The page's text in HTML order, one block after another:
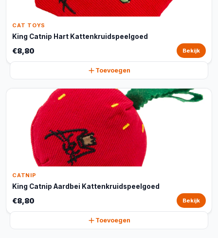
CAT TOYS
King Catnip Hart Kattenkruidspeelgoed
€8,80 Bekijk
Toevoegen
CATNIP
King Catnip Aardbei Kattenkruidspeelgoed
€8,80 Bekijk
Toevoegen